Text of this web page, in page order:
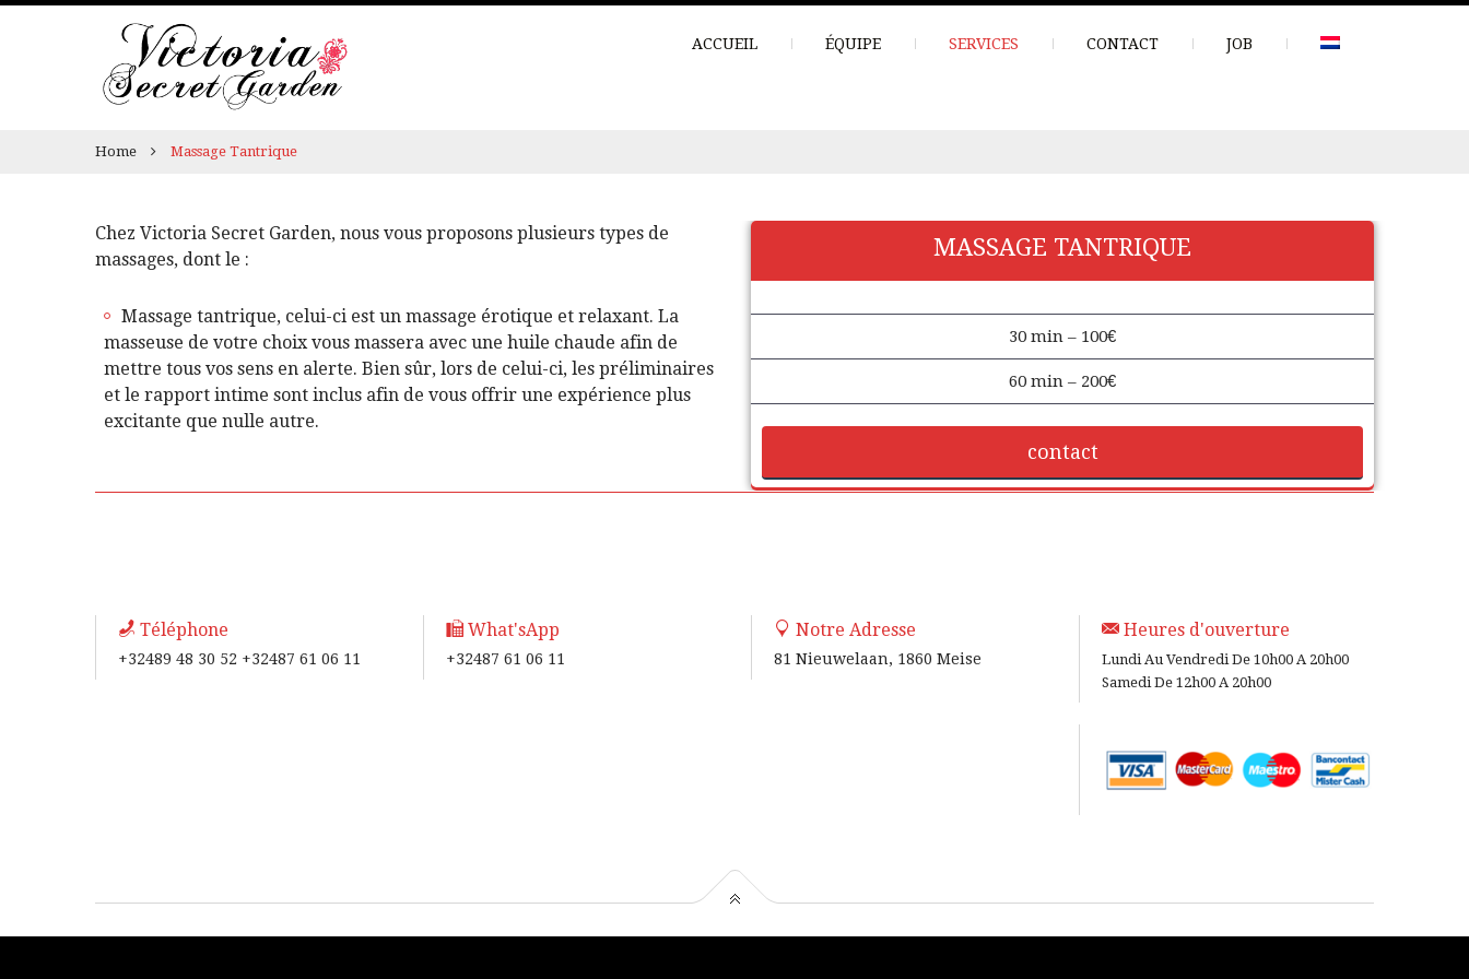
ACCUEIL ÉQUIPE SERVICES CONTACT JOB
Home Massage Tantrique
Chez Victoria Secret Garden, nous vous proposons plusieurs types de
massages, dont le :
Massage tantrique, celui-ci est un massage érotique et relaxant. La
masseuse de votre choix vous massera avec une huile chaude afin de
mettre tous vos sens en alerte. Bien sûr, lors de celui-ci, les préliminaires
et le rapport intime sont inclus afin de vous offrir une expérience plus
excitante que nulle autre.
MASSAGE TANTRIQUE
30 min – 100€
60 min – 200€
contact
Téléphone
+32489 48 30 52 +32487 61 06 11
What'sApp
+32487 61 06 11
Notre Adresse
81 Nieuwelaan, 1860 Meise
Heures d'ouverture
Lundi Au Vendredi De 10h00 A 20h00
Samedi De 12h00 A 20h00